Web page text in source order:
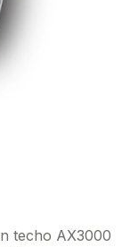
techo AX3000